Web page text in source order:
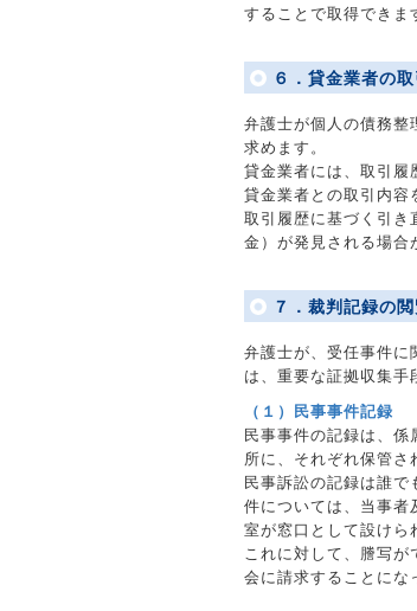
することで取得できま
６．貸金業者の
弁護士が個人の債務整
求めます。
貸金業者には、取引履
貸金業者との取引内容
取引履歴に基づく引き
金）が発見される場合
７．裁判記録の
弁護士が、受任事件に
は、重要な証拠収集手
（１）民事事件記録
民事事件の記録は、
所に、それぞれ保管さ
民事訴訟の記録は誰
件については、当事者
室が窓口として設けら
これに対して、謄写
会に請求することにな